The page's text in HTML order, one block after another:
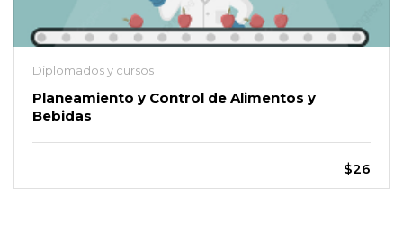
Diplomados y cursos
Planeamiento y Control de Alimentos y
Bebidas
$26